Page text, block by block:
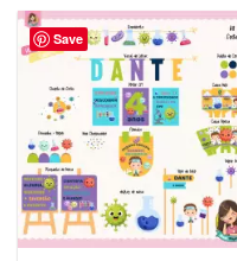
Save